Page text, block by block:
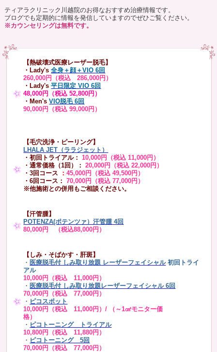
ティアラクリニック川越院のお得なおすすめ治療情報です。
ブログでも定期的に情報を発信していますのでぜひご覧ください。
※カウンセリングは無料です。
【熱破壊式医療レーザー脱毛】
・Lady's 全身＋顔＋VIO 6回
260,000円（税込 286,000円）
・Lady's平日限定 VIO 6回
48,000円（税込 52,800円）
・Men's VIO脱毛 6回
90,000円（税込 99,000円）
【毛穴洗浄・ピーリング】
LHALA JET（ララジェット）
・初回トライアル：10,000円（税込 11,000円）
・通常価格（1回）：
20,000円（税込 22,000円）
・3回コース ：45,000円（税込 49,500円）
・6回コース：
70,000円（税込 77,000円）
※他施術との併用もご相談ください。
【汗管腫】
POTENZA(ポテンツァ）汗管腫 4回
80,000円 （税込88,000円）
【しみ・そばかす・肝斑】
・ 医療脱毛付 しみ取り放題 レーザーフェイシャル 初回トライ
アル
10,000円（税込 11,000円）
・ 医療脱毛付 しみ取り放題レーザーフェイシャル 6回
70,000円（税込 77,000円）
・ ピコスポット
10,000円（税込 11,000円）/ （～1㎠モニター価
格）
・ ピコトーニング トライアル
10,800円（税込 11,880円）
・ ピコトーニング 5回
70,000円（税込 77,000円）